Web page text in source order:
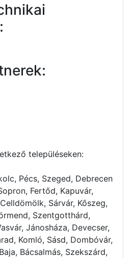
településeken:
Pécs, Szeged, Debrecen
Fertőd, Kapuvár,
Sárvár, Kőszeg,
Szentgotthárd,
Jánosháza, Devecser,
Komló, Sásd, Dombóvár,
Bácsalmás, Szekszárd,